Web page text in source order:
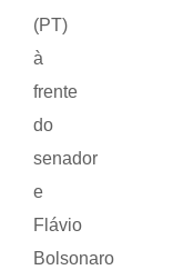
(PT)
à
frente
do
senador
e
Flávio
Bolsonaro